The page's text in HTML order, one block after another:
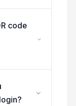
code